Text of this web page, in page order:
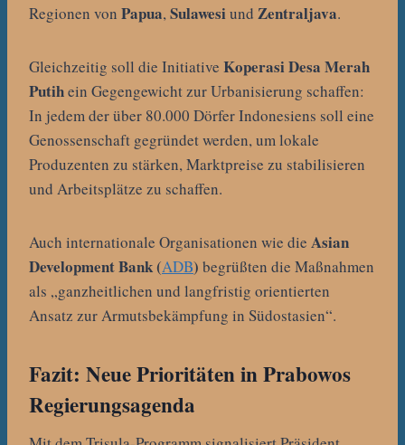
Regionen von Papua, Sulawesiund Zentraljava.
Gleichzeitig soll die Initiative Koperasi Desa Merah
Putihein Gegengewicht zur Urbanisierung schaffen:
In jedem der über 80.000 Dörfer Indonesiens soll eine
Genossenschaft gegründet werden, um lokale
Produzenten zu stärken, Marktpreise zu stabilisieren
und Arbeitsplätze zu schaffen.
Auch internationale Organisationen wie die Asian
Development Bank (ADB) begrüßten die Maßnahmen
als „ganzheitlichen und langfristig orientierten
Ansatz zur Armutsbekämpfung in Südostasien“.
Fazit: Neue Prioritäten in Prabowos
Regierungsagenda